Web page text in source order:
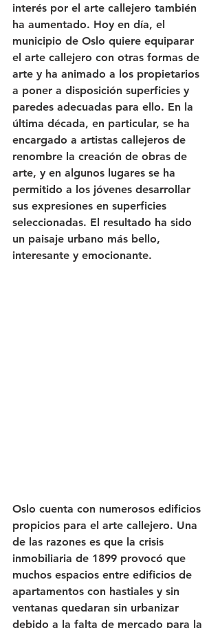
interés por el arte callejero también
ha aumentado. Hoy en día, el
municipio de Oslo quiere equiparar
el arte callejero con otras formas de
arte y ha animado a los propietarios
a poner a disposición superficies y
paredes adecuadas para ello. En la
última década, en particular, se ha
encargado a artistas callejeros de
renombre la creación de obras de
arte, y en algunos lugares se ha
permitido a los jóvenes desarrollar
sus expresiones en superficies
seleccionadas. El resultado ha sido
un paisaje urbano más bello,
interesante y emocionante.
Oslo cuenta con numerosos edificios
propicios para el arte callejero. Una
de las razones es que la crisis
inmobiliaria de 1899 provocó que
muchos espacios entre edificios de
apartamentos con hastiales y sin
ventanas quedaran sin urbanizar
debido a la falta de mercado para la